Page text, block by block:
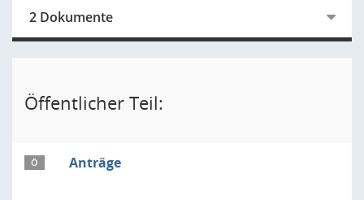
2 Dokumente
Öffentlicher Teil:
Ö Anträge